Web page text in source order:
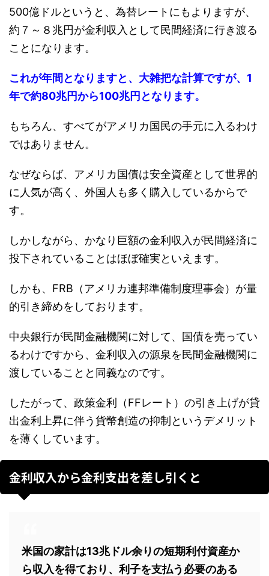
500億ドルというと、為替レートにもよりますが、
約７～８兆円が金利収入として民間経済に行き渡る
ことになります。
これが年間となりますと、大雑把な計算ですが、1
年で約80兆円から100兆円となります。
もちろん、すべてがアメリカ国民の手元に入るわけ
ではありません。
なぜならば、アメリカ国債は安全資産として世界的
に人気が高く、外国人も多く購入しているからで
す。
しかしながら、かなり巨額の金利収入が民間経済に
投下されていることはほぼ確実といえます。
しかも、FRB（アメリカ連邦準備制度理事会）が量
的引き締めをしております。
中央銀行が民間金融機関に対して、国債を売ってい
るわけですから、金利収入の源泉を民間金融機関に
渡していることと同義なのです。
したがって、政策金利（FFレート）の引き上げが貸
出金利上昇に伴う貨幣創造の抑制というデメリット
を薄くしています。
金利収入から金利支出を差し引くと
米国の家計は13兆ドル余りの短期利付資産か
ら収入を得ており、利子を支払う必要のある